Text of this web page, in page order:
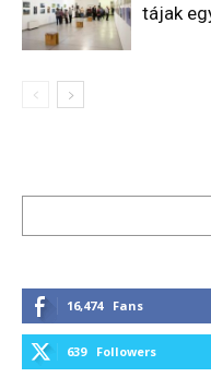
tájak
16,474 Fans
639 Followers